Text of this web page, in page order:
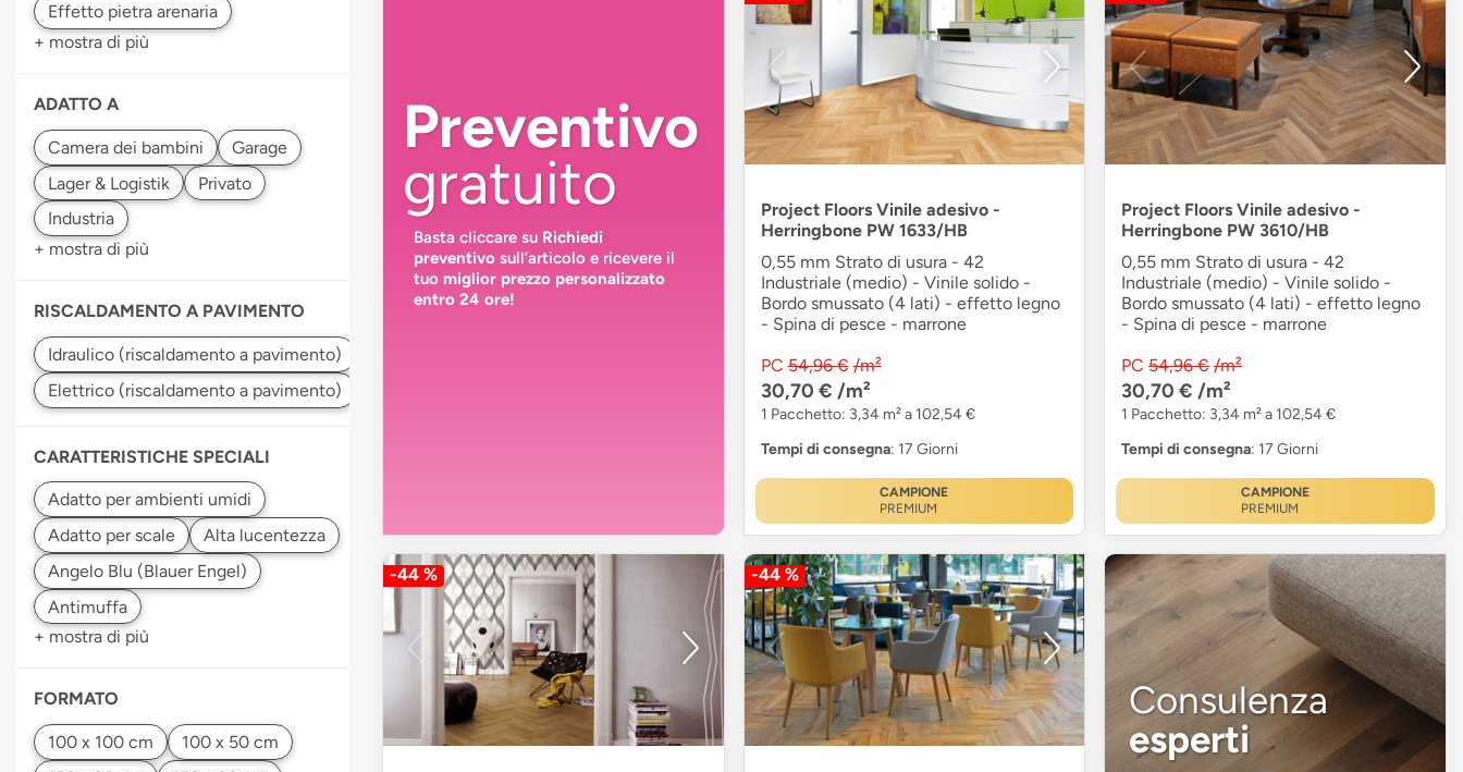
+ mostra di più
ADATTO A
+ mostra di più
RISCALDAMENTO A PAVIMENTO
CARATTERISTICHE SPECIALI
Angelo Blu (Blauer Engel)
+ mostra di più
FORMATO
Preventivo
gratuito
Basta cliccare su Richiedi
preventivo sull’articolo e ricevere il
tuomiglior prezzo personalizzato
entro 24 ore!
Project Floors Vinile adesivo -
Herringbone PW 1633/HB
0,55 mm Strato di usura - 42
Industriale (medio) - Vinile solido -
Bordo smussato (4 lati) - effetto legno
- Spina di pesce - marrone
PC 54,96 € /m²
30,70 € /m²
1 Pacchetto: 3,34 m² a 102,54 €
Tempi di consegna: 17 Giorni
CAMPIONE
PREMIUM
Project Floors Vinile adesivo -
Herringbone PW 3610/HB
0,55 mm Strato di usura - 42
Industriale (medio) - Vinile solido -
Bordo smussato (4 lati) - effetto legno
- Spina di pesce - marrone
PC 54,96 € /m²
30,70 € /m²
1 Pacchetto: 3,34 m² a 102,54 €
Tempi di consegna: 17 Giorni
CAMPIONE
PREMIUM
-44 % -44 %
Consulenza
esperti